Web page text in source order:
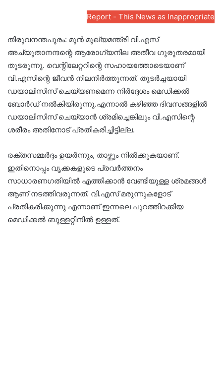
Report - This News as Inappropriate
തിരുവനന്തപുരം: മുൻ മുഖ്യമന്ത്രി വി.എസ്
അച്യുതാനന്ദന്റെ ആരോഗ്യനില അതീവ ഗുരുതരമായി
തുടരുന്നു. വെന്റിലേറ്ററിന്റെ സഹായത്തോടെയാണ്
വി.എസിന്റെ ജീവൻ നിലനിർത്തുന്നത്. തുടർച്ചയായി
ഡയാലിസിസ് ചെയ്യണമെന്ന നിർദ്ദേശം മെഡിക്കൽ
ബോർഡ് നൽകിയിരുന്നു.എന്നാൽ കഴിഞ്ഞ ദിവസങ്ങളിൽ
ഡയാലിസിസ് ചെയ്യാൻ ശ്രമിച്ചെങ്കിലും വി.എസിന്റെ
ശരീരം അതിനോട് പ്രതികരിച്ചിട്ടില്ല.
രക്തസമ്മർദ്ദം ഉയർന്നും, താഴ്ന്നും നിൽക്കുകയാണ്.
ഇതിനൊപ്പം വൃക്കകളുടെ പ്രവർത്തനം
സാധാരണഗതിയിൽ എത്തിക്കാൻ വേണ്ടിയുള്ള ശ്രമങ്ങൾ
ആണ് നടത്തിവരുന്നത്. വി.എസ് മരുന്നുകളോട്
പ്രതികരിക്കുന്നു എന്നാണ് ഇന്നലെ പുറത്തിറക്കിയ
മെഡിക്കൽ ബുള്ളറ്റിനിൽ ഉള്ളത്.